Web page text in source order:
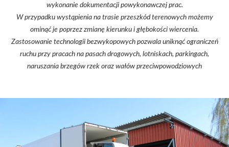
wykonanie dokumentacji powykonawczej prac.
W przypadku wystąpienia na trasie przeszkód terenowych możemy
ominąć je poprzez zmianę kierunku i głębokości wiercenia.
Zastosowanie technologii bezwykopowych pozwala uniknąć ograniczeń
ruchu przy pracach na pasach drogowych, lotniskach, parkingach,
naruszania brzegów rzek oraz wałów przeciwpowodziowych